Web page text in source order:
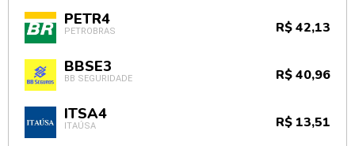
PETR4
PETROBRAS R$ 42,13
BBSE3
BB SEGURIDADE R$ 40,96
ITSA4
ITAÚSA R$ 13,51